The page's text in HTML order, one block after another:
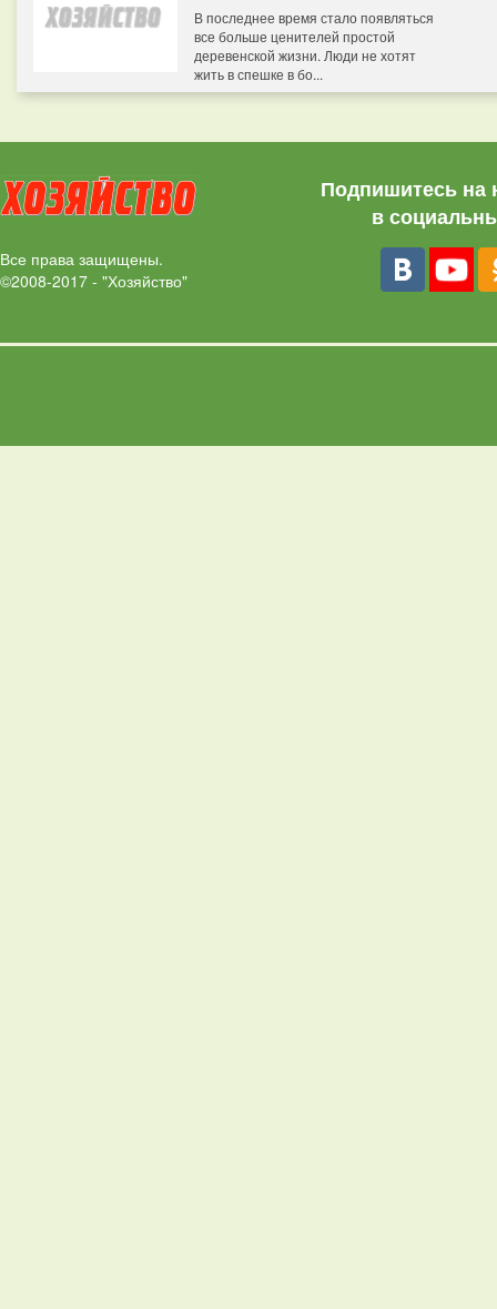
В последнее время стало появляться
все больше ценителей простой
деревенской жизни. Люди не хотят
жить в спешке в бо...
Все права защищены.
©2008-2017 - "Хозяйство"
Подпишитесь на
в